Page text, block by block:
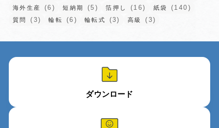
海外生産 (6) 短納期 (5) 箔押し (16) 紙袋 (140)
質問 (3) 輪転 (6) 輪転式 (3) 高級 (3)
ダウンロード